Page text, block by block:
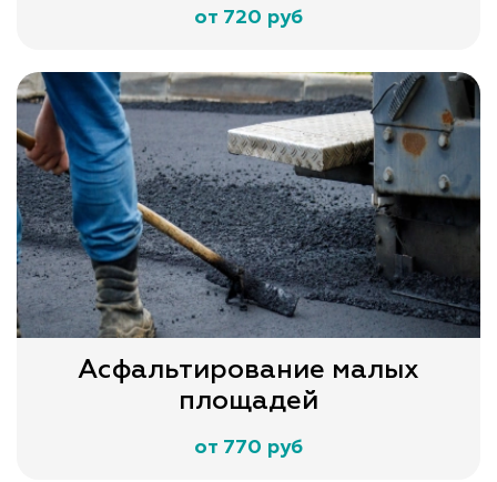
от 720 руб
Асфальтирование малых
площадей
от 770 руб